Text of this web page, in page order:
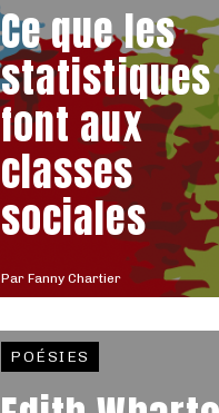
Par Fanny Chartier
Ce que les
statistiques
font aux
classes
sociales
POÉSIES